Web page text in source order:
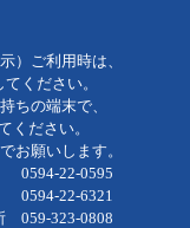
）ご利用時は、
ください。
ちの端末で、
ください。
お願いします。
22-0595
6321
323-0808